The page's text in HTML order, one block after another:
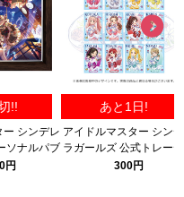
員とは
!!
ー シンデレ
ソナルパブ
茶枠ver.
円
あと1日!
アイドルマスター シン
ラガールズ 公式トレー
ングブロマイド D
300円